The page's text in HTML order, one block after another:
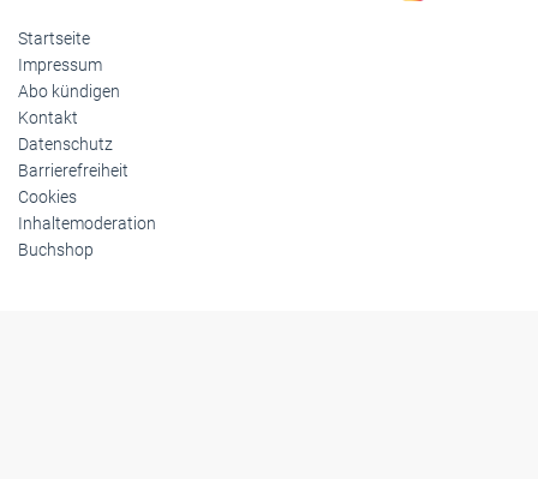
Startseite
Impressum
Abo kündigen
Kontakt
Datenschutz
Barrierefreiheit
Cookies
Inhaltemoderation
Buchshop